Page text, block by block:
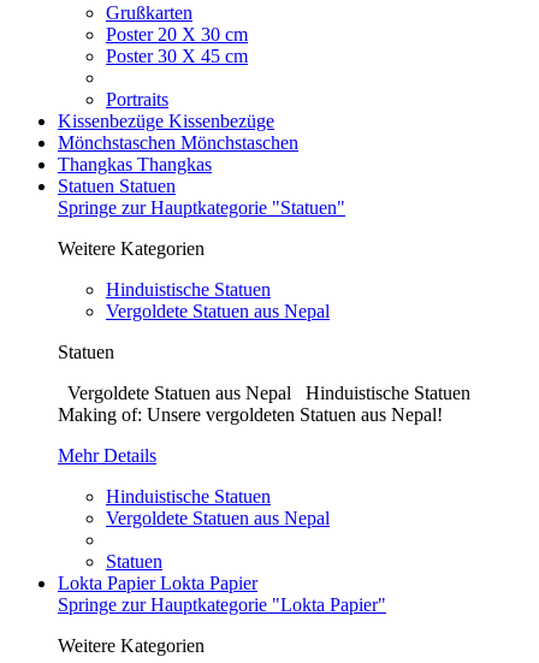
Grußkarten
Poster 20 X 30 cm
Poster 30 X 45 cm
Portraits
Kissenbezüge Kissenbezüge
Mönchstaschen Mönchstaschen
Thangkas Thangkas
Statuen Statuen
Springe zur Hauptkategorie "Statuen"
Weitere Kategorien
Hinduistische Statuen
Vergoldete Statuen aus Nepal
Statuen
Vergoldete Statuen aus Nepal Hinduistische Statuen
Making of: Unsere vergoldeten Statuen aus Nepal!
Mehr Details
Hinduistische Statuen
Vergoldete Statuen aus Nepal
Statuen
Lokta PapierLokta Papier
Springe zur Hauptkategorie "Lokta Papier"
Weitere Kategorien